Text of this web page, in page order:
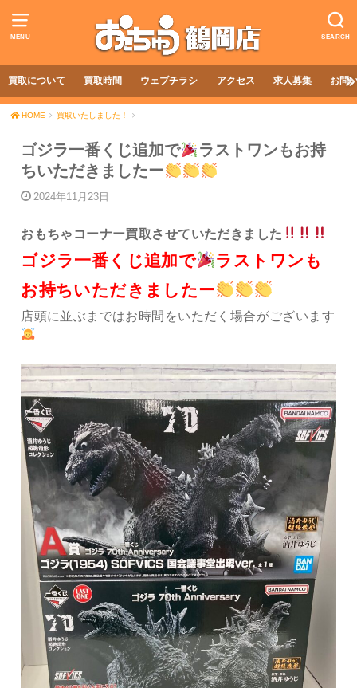
MENU SEARCH
買取について 買取時間 ウェブチラシ アクセス 求人募集 お問
HOME 買取いたしました！
ゴジラ一番くじ追加で
ラストワンもお持
ちいただきましたー
2024年11月23日
おもちゃコーナー買取させていただきました
ゴジラ一番くじ追加で
ラストワンも
お持ちいただきましたー
店頭に並ぶまではお時間をいただく場合がございます